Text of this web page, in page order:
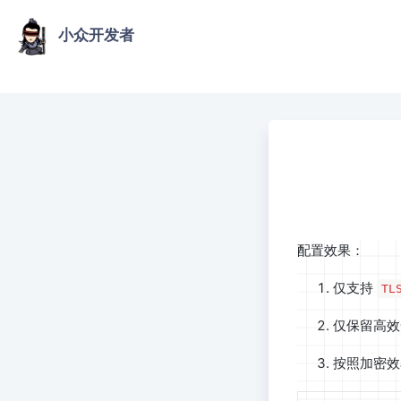
小众开发者
配置效果：
仅支持
仅保留高
按照加密